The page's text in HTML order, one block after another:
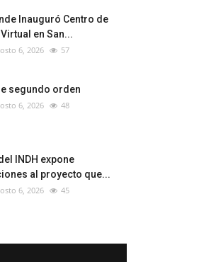
Inauguró Centro de
en San...
6, 2026 57
segundo orden
6, 2026 48
INDH expone
al proyecto que...
6, 2026 45